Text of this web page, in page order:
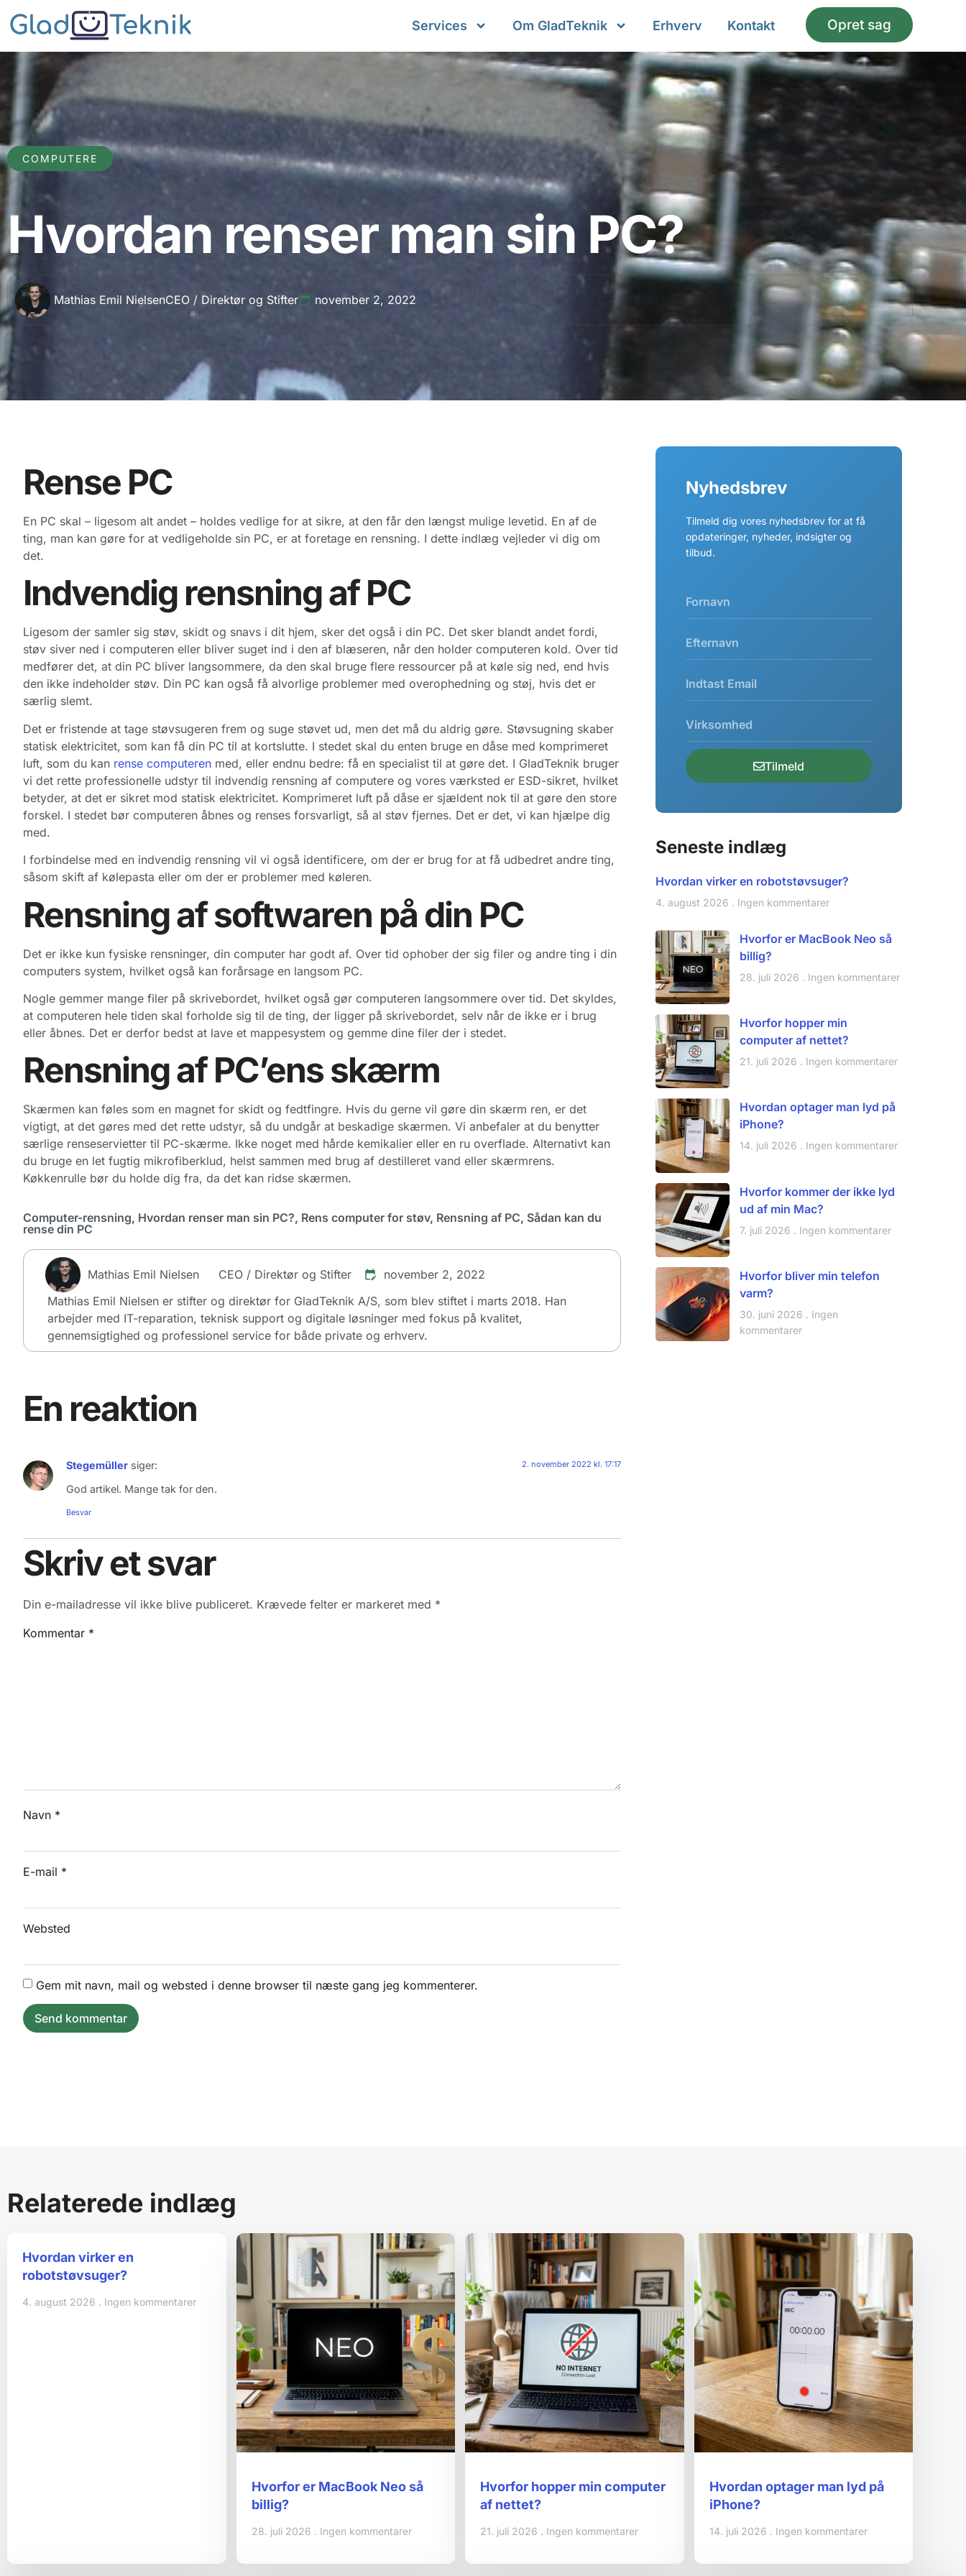
Services Om GladTeknik Erhverv Kontakt Opret sag
COMPUTERE
Hvordan renser man sin PC?
Mathias Emil NielsenCEO / Direktør og Stifter november 2, 2022
Rense PC
En PC skal – ligesom alt andet – holdes vedlige for at sikre, at den får den længst mulige levetid. En af de
ting, man kan gøre for at vedligeholde sin PC, er at foretage en rensning. I dette indlæg vejleder vi dig om
det.
Indvendig rensning af PC
Ligesom der samler sig støv, skidt og snavs i dit hjem, sker det også i din PC. Det sker blandt andet fordi,
støv siver ned i computeren eller bliver suget ind i den af blæseren, når den holder computeren kold. Over tid
medfører det, at din PC bliver langsommere, da den skal bruge flere ressourcer på at køle sig ned, end hvis
den ikke indeholder støv. Din PC kan også få alvorlige problemer med overophedning og støj, hvis det er
særlig slemt.
Det er fristende at tage støvsugeren frem og suge støvet ud, men det må du aldrig gøre. Støvsugning skaber
statisk elektricitet, som kan få din PC til at kortslutte. I stedet skal du enten bruge en dåse med komprimeret
luft, som du kan rense computeren med, eller endnu bedre: få en specialist til at gøre det. I GladTeknik bruger
vi det rette professionelle udstyr til indvendig rensning af computere og vores værksted er ESD-sikret, hvilket
betyder, at det er sikret mod statisk elektricitet. Komprimeret luft på dåse er sjældent nok til at gøre den store
forskel. I stedet bør computeren åbnes og renses forsvarligt, så al støv fjernes. Det er det, vi kan hjælpe dig
med.
I forbindelse med en indvendig rensning vil vi også identificere, om der er brug for at få udbedret andre ting,
såsom skift af kølepasta eller om der er problemer med køleren.
Rensning af softwaren på din PC
Det er ikke kun fysiske rensninger, din computer har godt af. Over tid ophober der sig filer og andre ting i din
computers system, hvilket også kan forårsage en langsom PC.
Nogle gemmer mange filer på skrivebordet, hvilket også gør computeren langsommere over tid. Det skyldes,
at computeren hele tiden skal forholde sig til de ting, der ligger på skrivebordet, selv når de ikke er i brug
eller åbnes. Det er derfor bedst at lave et mappesystem og gemme dine filer der i stedet.
Rensning af PC’ens skærm
Skærmen kan føles som en magnet for skidt og fedtfingre. Hvis du gerne vil gøre din skærm ren, er det
vigtigt, at det gøres med det rette udstyr, så du undgår at beskadige skærmen. Vi anbefaler at du benytter
særlige renseservietter til PC-skærme. Ikke noget med hårde kemikalier eller en ru overflade. Alternativt kan
du bruge en let fugtig mikrofiberklud, helst sammen med brug af destilleret vand eller skærmrens.
Køkkenrulle bør du holde dig fra, da det kan ridse skærmen.
Computer-rensning, Hvordan renser man sin PC?, Rens computer for støv, Rensning af PC, Sådan kan du
rense din PC
Mathias Emil Nielsen CEO / Direktør og Stifter
november 2, 2022
Mathias Emil Nielsen er stifter og direktør for GladTeknik A/S, som blev stiftet i marts 2018. Han
arbejder med IT-reparation, teknisk support og digitale løsninger med fokus på kvalitet,
gennemsigtighed og professionel service for både private og erhverv.
En reaktion
Stegemüller siger: 2. november 2022 kl. 17:17
God artikel. Mange tak for den.
Besvar
Skriv et svar
Din e-mailadresse vil ikke blive publiceret. Krævede felter er markeret med *
Kommentar *
Navn *
E-mail *
Websted
Gem mit navn, mail og websted i denne browser til næste gang jeg kommenterer.
Nyhedsbrev
Tilmeld dig vores nyhedsbrev for at få
opdateringer, nyheder, indsigter og
tilbud.
Tilmeld
Seneste indlæg
Hvordan virker en robotstøvsuger?
4. august 2026 Ingen kommentarer
Hvorfor er MacBook Neo så
billig?
28. juli 2026 Ingen kommentarer
Hvorfor hopper min
computer af nettet?
21. juli 2026 Ingen kommentarer
Hvordan optager man lyd på
iPhone?
14. juli 2026 Ingen kommentarer
Hvorfor kommer der ikke lyd
ud af min Mac?
7. juli 2026 Ingen kommentarer
Hvorfor bliver min telefon
varm?
30. juni 2026
Ingen
kommentarer
Relaterede indlæg
Hvordan virker en
robotstøvsuger?
4. august 2026 Ingen kommentarer
Hvorfor er MacBook Neo så
billig?
28. juli 2026 Ingen kommentarer
Hvorfor hopper min computer
af nettet?
21. juli 2026 Ingen kommentarer
Hvordan optager man lyd på
iPhone?
14. juli 2026 Ingen kommentarer